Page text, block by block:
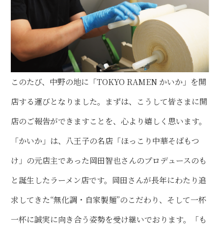
このたび、中野の地に「TOKYO RAMEN かいか」を開
店する運びとなりました。まずは、こうして皆さまに開
店のご報告ができますことを、心より嬉しく思います。
「かいか」は、八王子の名店「ほっこり中華そばもつ
け」の元店主であった岡田智也さんのプロデュースのも
と誕生したラーメン店です。岡田さんが長年にわたり追
求してきた“無化調・自家製麺”のこだわり、そして一杯
一杯に誠実に向き合う姿勢を受け継いでおります。「も